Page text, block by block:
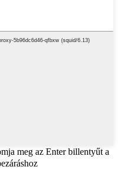
meg az Enter billentyűt a